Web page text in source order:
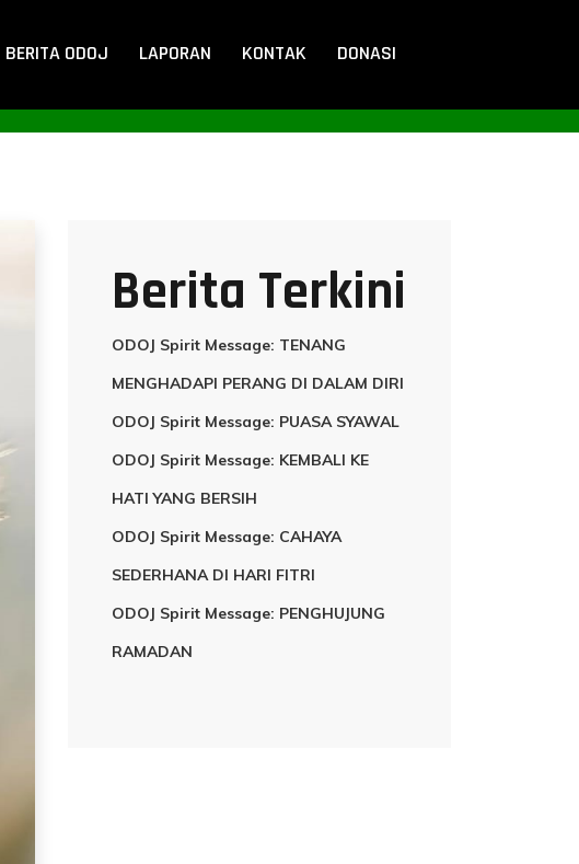
BERITA ODOJ LAPORAN KONTAK DONASI
Berita Terkini
ODOJ Spirit Message: TENANG
MENGHADAPI PERANG DI DALAM DIRI
ODOJ Spirit Message: PUASA SYAWAL
ODOJ Spirit Message: KEMBALI KE
HATI YANG BERSIH
ODOJ Spirit Message: CAHAYA
SEDERHANA DI HARI FITRI
ODOJ Spirit Message: PENGHUJUNG
RAMADAN